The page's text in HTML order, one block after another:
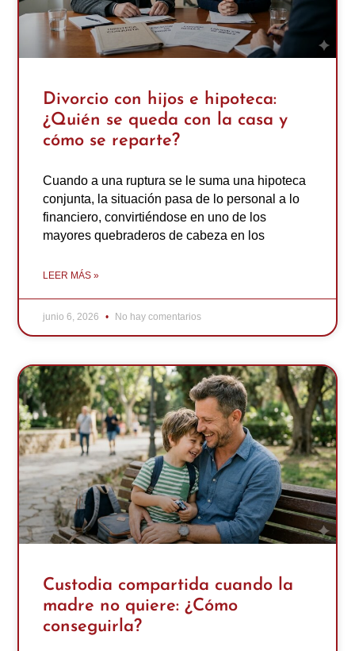
Divorcio con hijos e hipoteca:
¿Quién se queda con la casa y
cómo se reparte?
Cuando a una ruptura se le suma una hipoteca
conjunta, la situación pasa de lo personal a lo
financiero, convirtiéndose en uno de los
mayores quebraderos de cabeza en los
LEER MÁS »
junio 6, 2026 No hay comentarios
Custodia compartida cuando la
madre no quiere: ¿Cómo
conseguirla?